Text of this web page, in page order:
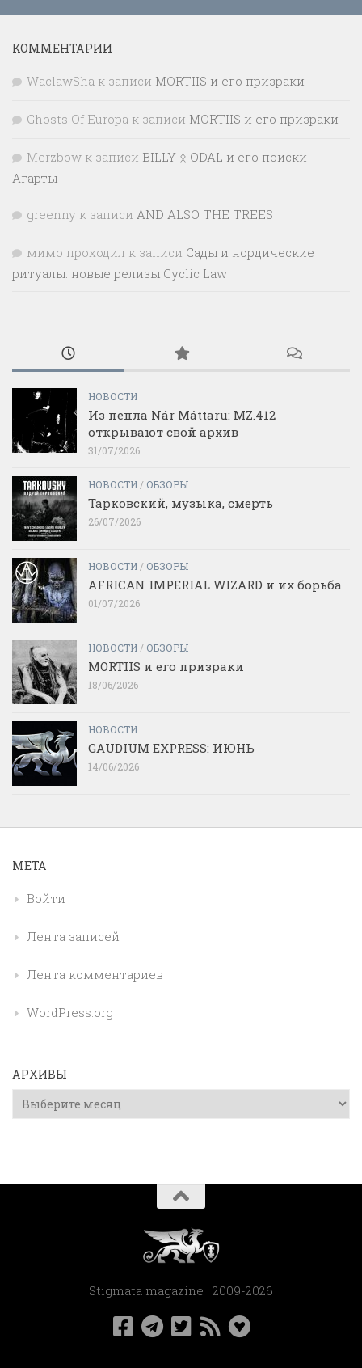
КОММЕНТАРИИ
WaclawSha к записи MORTIIS и его призраки
Ghosts Of Europa к записи MORTIIS и его призраки
Merzbow к записи BILLY ᛟ ODAL и его поиски
Агарты
greenny к записи AND ALSO THE TREES
мимо проходил к записи Сады и нордические
ритуалы: новые релизы Cyclic Law
НОВОСТИ
Из пепла Nár Máttaru: MZ.412
открывают свой архив
31/07/2026
НОВОСТИ/ ОБЗОРЫ
Тарковский, музыка, смерть
26/07/2026
НОВОСТИ/ ОБЗОРЫ
AFRICAN IMPERIAL WIZARD и их борьба
01/07/2026
НОВОСТИ/ ОБЗОРЫ
MORTIIS и его призраки
18/06/2026
НОВОСТИ
GAUDIUM EXPRESS: ИЮНЬ
14/06/2026
МЕТА
Войти
Лента записей
Лента комментариев
WordPress.org
АРХИВЫ
Архивы
Stigmata magazine : 2009-2026